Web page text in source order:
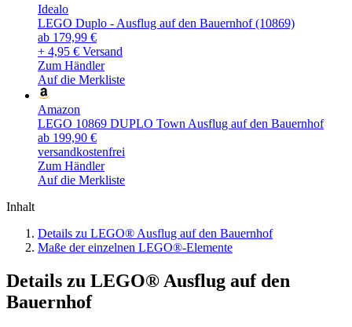
Idealo
LEGO Duplo - Ausflug auf den Bauernhof (10869)
ab 179,99 €
+ 4,95 € Versand
Zum Händler
Auf die Merkliste
Amazon
LEGO 10869 DUPLO Town Ausflug auf den Bauernhof
ab 199,90 €
versandkostenfrei
Zum Händler
Auf die Merkliste
Inhalt
Details zu LEGO® Ausflug auf den Bauernhof
Maße der einzelnen LEGO®-Elemente
Details zu LEGO® Ausflug auf den
Bauernhof